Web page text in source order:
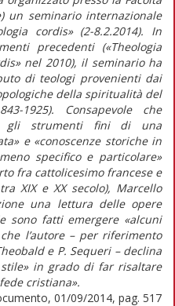
un seminario internazionale
cordis» (2-8.2.2014). In
precedenti («Theologia
nel 2010), il seminario ha
di teologi provenienti dai
della spiritualità del
1925). Consapevole che
gli strumenti fini di una
e «conoscenze storiche in
specifico e particolare»
fra cattolicesimo francese e
XIX e XX secolo), Marcello
una lettura delle opere
sono fatti emergere «alcuni
l’autore – per riferimento
e P. Sequeri – declina
in grado di far risaltare
cristiana».
01/09/2014, pag. 517